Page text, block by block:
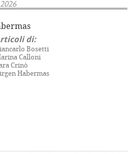
di:
Bosetti
Calloni
Crinò
Habermas